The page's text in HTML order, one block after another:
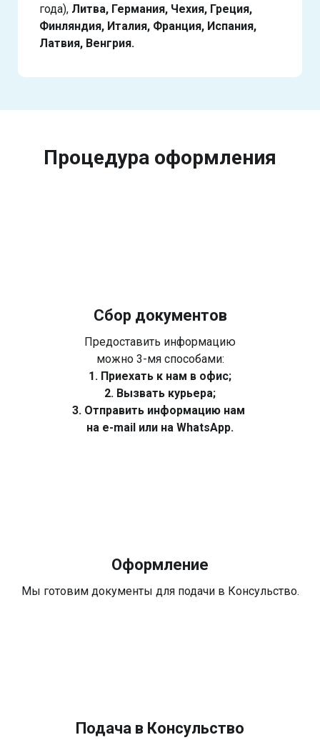
года), Литва, Германия, Чехия, Греция,
Финляндия, Италия, Франция, Испания,
Латвия, Венгрия.
Процедура оформления
Сбор документов
Предоставить информацию
можно 3-мя способами:
1. Приехать к нам в офис;
2. Вызвать курьера;
3. Отправить информацию нам
на e-mail или на WhatsApp.
Оформление
Мы готовим документы для подачи в Консульство.
Подача в Консульство